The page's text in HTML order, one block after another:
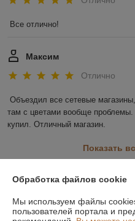
Все отлично!
Максим
Отлично
Объездил все сетевые
там с цветами вообще проблемы.
купил. Отличный магазин.
Показать
Контакты
Обработка файлов cookie
Мы используем файлы
пользователей портала и